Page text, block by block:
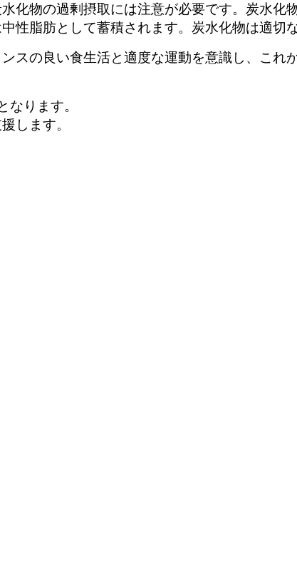
化物の過剰摂取には注意が必要です。炭水化
性脂肪として蓄積されます。炭水化物は適切
スの良い食生活と適度な運動を意識し、これ
ります。
します。